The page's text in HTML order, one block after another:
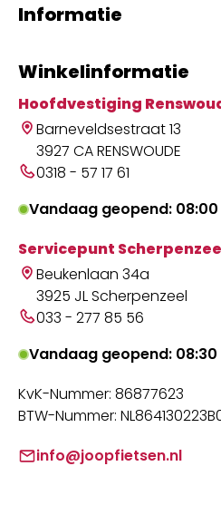
Informatie
Winkelinformatie
Hoofdvestiging
Barneveldsestraat 13
3927 CA RENSWOUDE
0318 - 57 17 61
Vandaag geopend: 08:00
Servicepunt
Beukenlaan 34a
3925 JL Scherpenzeel
033 - 277 85 56
Vandaag geopend: 08:30
KvK-Nummer: 86877623
BTW-Nummer:
info@joopfietsen.nl